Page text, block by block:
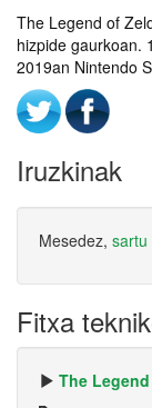
The Legend of
hizpide gaurkoan.
2019an Nintendo
Iruzkinak
Mesedez, sartu
Fitxa
The